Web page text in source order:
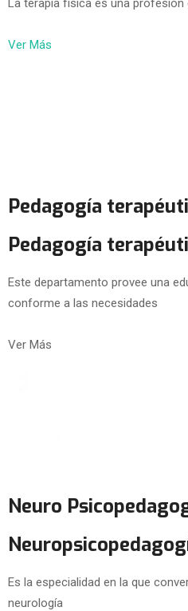
La terapia física es una profesión
Ver Más
Pedagogía
Pedagogía
Este departamento provee una
conforme a las necesidades
Ver Más
Neuro
Es la especialidad en la que
neurología